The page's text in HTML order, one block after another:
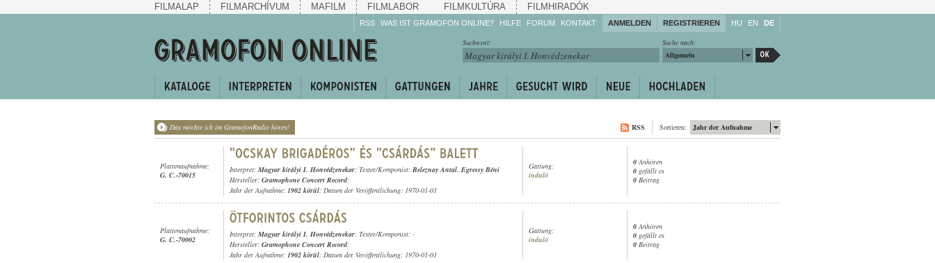
FILMALAP FILMARCHÍVUM MAFILM FILMLABOR FILMKULTÚRA FILMHIRADÓK
RSS WAS IST GRAMOFON ONLINE? HILFE
Machen Sie mit!
Reden Sie mit!
weiter!
FORUM KONTAKT ANMELDEN REGISTRIEREN HU EN DE
Suche nach:
Allgemein
Suchwort:
Das möchte ich im GramofonRadio hören! Jahr der Aufnahme
Sortieren:
RSS
Plattenaufnahme:
G. C.-70015
Interpret: Magyar királyi I. Honvédzenekar; Texter/Komponist: Beleznay Antal, Egressy Béni
Hersteller: Gramophone Concert Record;
Jahr der Aufnahme: 1902 körül; Datum der Veröffentlichung: 1970-01-01
Gattung:
induló
0 Anhören
0 gefällt es
0 Beitrag
Plattenaufnahme:
G. C.-70002
Interpret: Magyar királyi I. Honvédzenekar; Texter/Komponist: -
Hersteller: Gramophone Concert Record;
Jahr der Aufnahme: 1902 körül; Datum der Veröffentlichung: 1970-01-01
Gattung:
induló
0 Anhören
0 gefällt es
0 Beitrag